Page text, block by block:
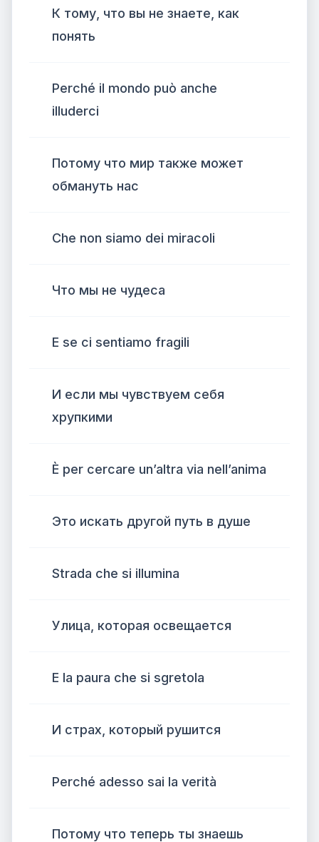
К тому, что вы не знаете, как
понять
Perché il mondo può anche
illuderci
Потому что мир также может
обмануть нас
Che non siamo dei miracoli
Что мы не чудеса
E se ci sentiamo fragili
И если мы чувствуем себя
хрупкими
È per cercare un’altra via nell’anima
Это искать другой путь в душе
Strada che si illumina
Улица, которая освещается
E la paura che si sgretola
И страх, который рушится
Perché adesso sai la verità
Потому что теперь ты знаешь